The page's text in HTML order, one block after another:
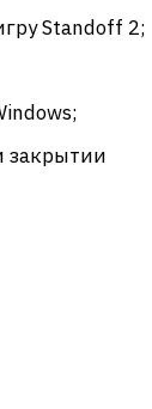
Standoff 2;
закрытии